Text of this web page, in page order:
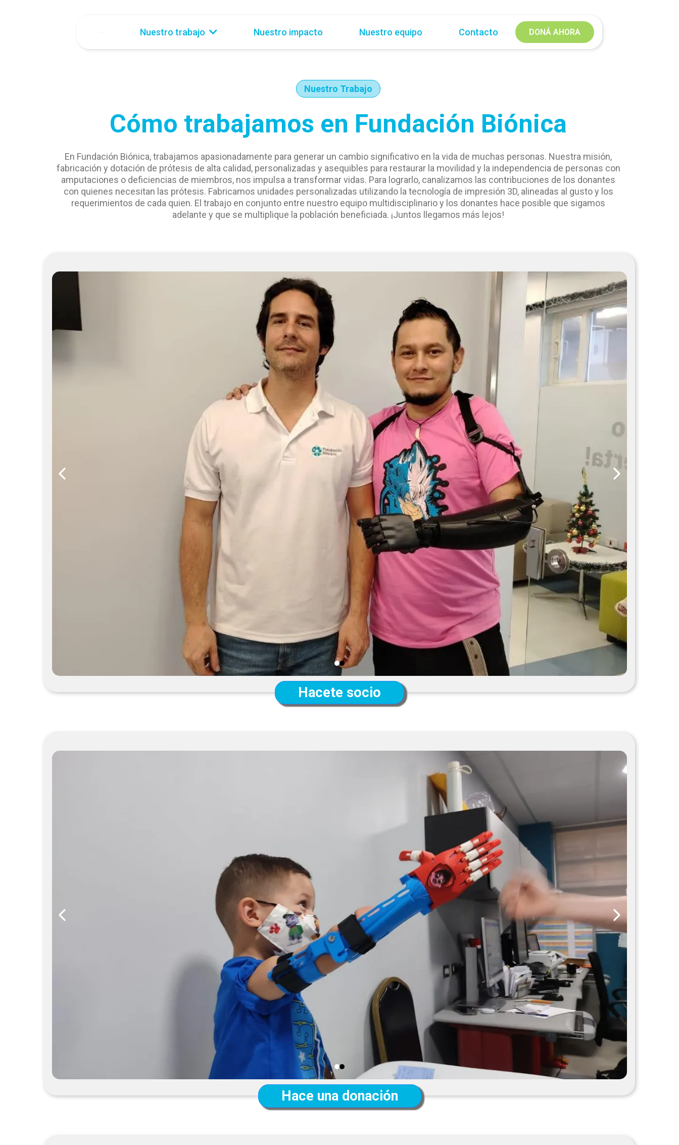
Nuestro trabajo Nuestro impacto Nuestro equipo Contacto DONÁ AHORA
Nuestro Trabajo
Cómo trabajamos en Fundación Biónica
En Fundación Biónica, trabajamos apasionadamente para generar un cambio significativo en la vida de muchas personas. Nuestra misión,
fabricación y dotación de prótesis de alta calidad, personalizadas y asequibles para restaurar la movilidad y la independencia de personas con
amputaciones o deficiencias de miembros, nos impulsa a transformar vidas. Para lograrlo, canalizamos las contribuciones de los donantes
con quienes necesitan las prótesis. Fabricamos unidades personalizadas utilizando la tecnología de impresión 3D, alineadas al gusto y los
requerimientos de cada quien. El trabajo en conjunto entre nuestro equipo multidisciplinario y los donantes hace posible que sigamos
adelante y que se multiplique la población beneficiada. ¡Juntos llegamos más lejos!
Hacete socio
Hace una donación